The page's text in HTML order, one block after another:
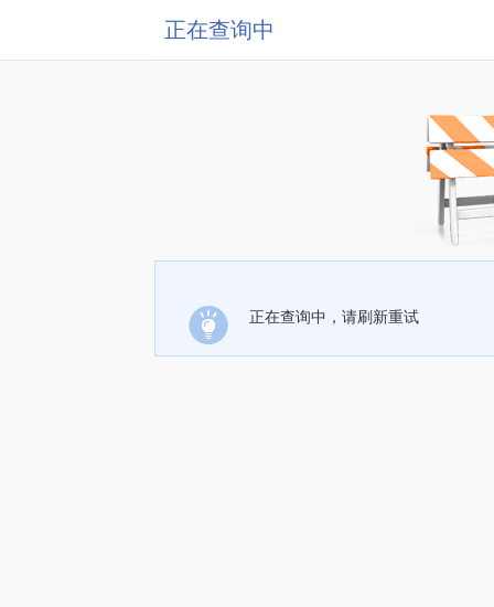
正在查询中
正在查询中，请刷新重试